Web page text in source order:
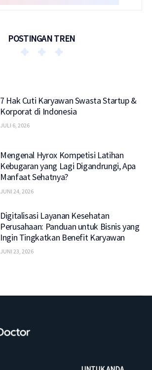
POSTINGAN TREN
7 Hak Cuti Karyawan Swasta Startup &
Korporat di Indonesia
JULI 6, 2026
Mengenal Hyrox Kompetisi Latihan
Kebugaran yang Lagi Digandrungi, Apa
Manfaat Sehatnya?
JUNI 24, 2026
Digitalisasi Layanan Kesehatan
Perusahaan: Panduan untuk Bisnis yang
Ingin Tingkatkan Benefit Karyawan
JUNI 23, 2026